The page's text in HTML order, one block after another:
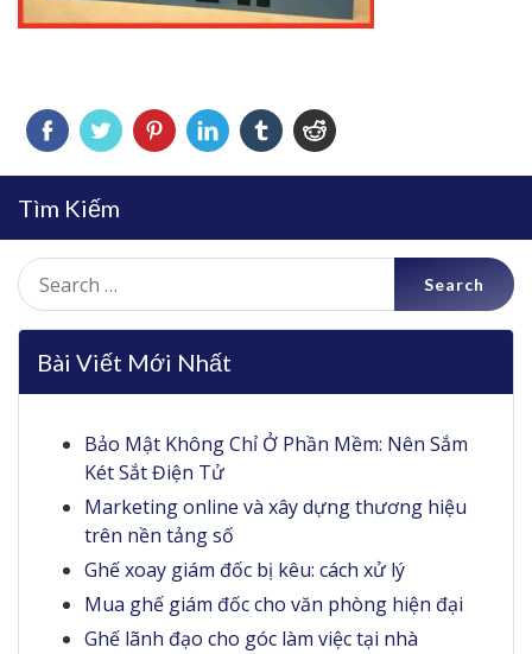
Tìm Kiếm
Search
for:
Bài Viết Mới Nhất
Bảo Mật Không Chỉ Ở Phần Mềm: Nên Sắm
Két Sắt Điện Tử
Marketing online và xây dựng thương hiệu
trên nền tảng số
Ghế xoay giám đốc bị kêu: cách xử lý
Mua ghế giám đốc cho văn phòng hiện đại
Ghế lãnh đạo cho góc làm việc tại nhà